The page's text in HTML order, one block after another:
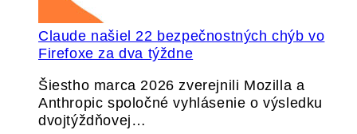
Claude našiel 22 bezpečnostných chýb vo
Firefoxe za dva týždne
Šiestho marca 2026 zverejnili Mozilla a
Anthropic spoločné vyhlásenie o výsledku
dvojtýždňovej…